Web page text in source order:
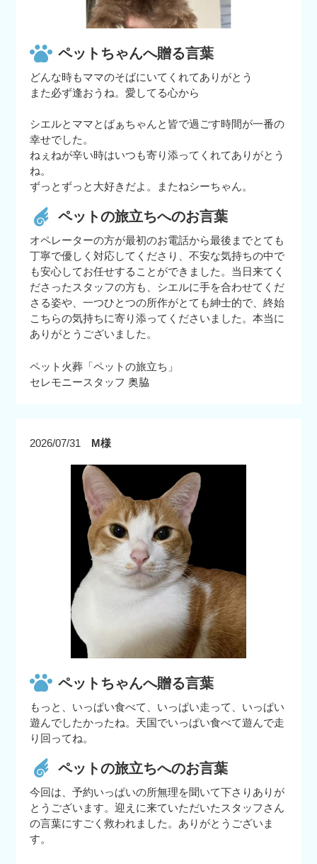
ペットちゃんへ贈る言葉
どんな時もママのそばにいてくれてありがとう
また必ず逢おうね。愛してる心から
シエルとママとばぁちゃんと皆で過ごす時間が一番の
幸せでした。
ねぇねが辛い時はいつも寄り添ってくれてありがとう
ね。
ずっとずっと大好きだよ。またねシーちゃん。
ペットの旅立ちへのお言葉
オペレーターの方が最初のお電話から最後までとても
丁寧で優しく対応してくださり、不安な気持ちの中で
も安心してお任せすることができました。当日来てく
ださったスタッフの方も、シエルに手を合わせてくだ
さる姿や、一つひとつの所作がとても紳士的で、終始
こちらの気持ちに寄り添ってくださいました。本当に
ありがとうございました。
ペット火葬「ペットの旅立ち」
セレモニースタッフ 奥脇
2026/07/31 M様
ペットちゃんへ贈る言葉
もっと、いっぱい食べて、いっぱい走って、いっぱい
遊んでしたかったね。天国でいっぱい食べて遊んで走
り回ってね。
ペットの旅立ちへのお言葉
今回は、予約いっぱいの所無理を聞いて下さりありが
とうございます。迎えに来ていただいたスタッフさん
の言葉にすごく救われました。ありがとうございま
す。